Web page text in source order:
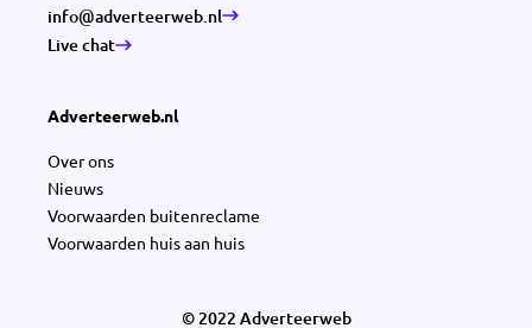
info@adverteerweb.nl
Live chat
Adverteerweb.nl
Over ons
Nieuws
Voorwaarden buitenreclame
Voorwaarden huis aan huis
© 2022 Adverteerweb